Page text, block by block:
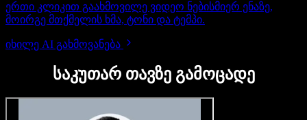
ერთი კლიკით გაახმოვილე ვიდეო ნებისმიერ ენაზე,
მოირგე მთქმელის ხმა, ტონი და ტემპი.
იხილე AI გახმოვანება
საკუთარ თავზე გამოცადე